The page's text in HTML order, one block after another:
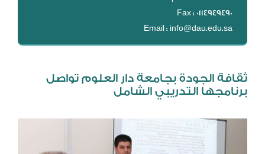
Fax : 0114949490
Email : info@dau.edu.sa
ثقافة الجودة بجامعة دار العلوم تواصل
برنامجها التدريبي الشامل